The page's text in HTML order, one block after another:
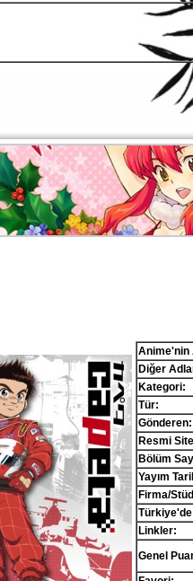
Anime'nin
Diğer
Kategori:
Tür:
Gönderen:
Resmi
Bölüm
Yayım
Firma/
Linkler:
Genel